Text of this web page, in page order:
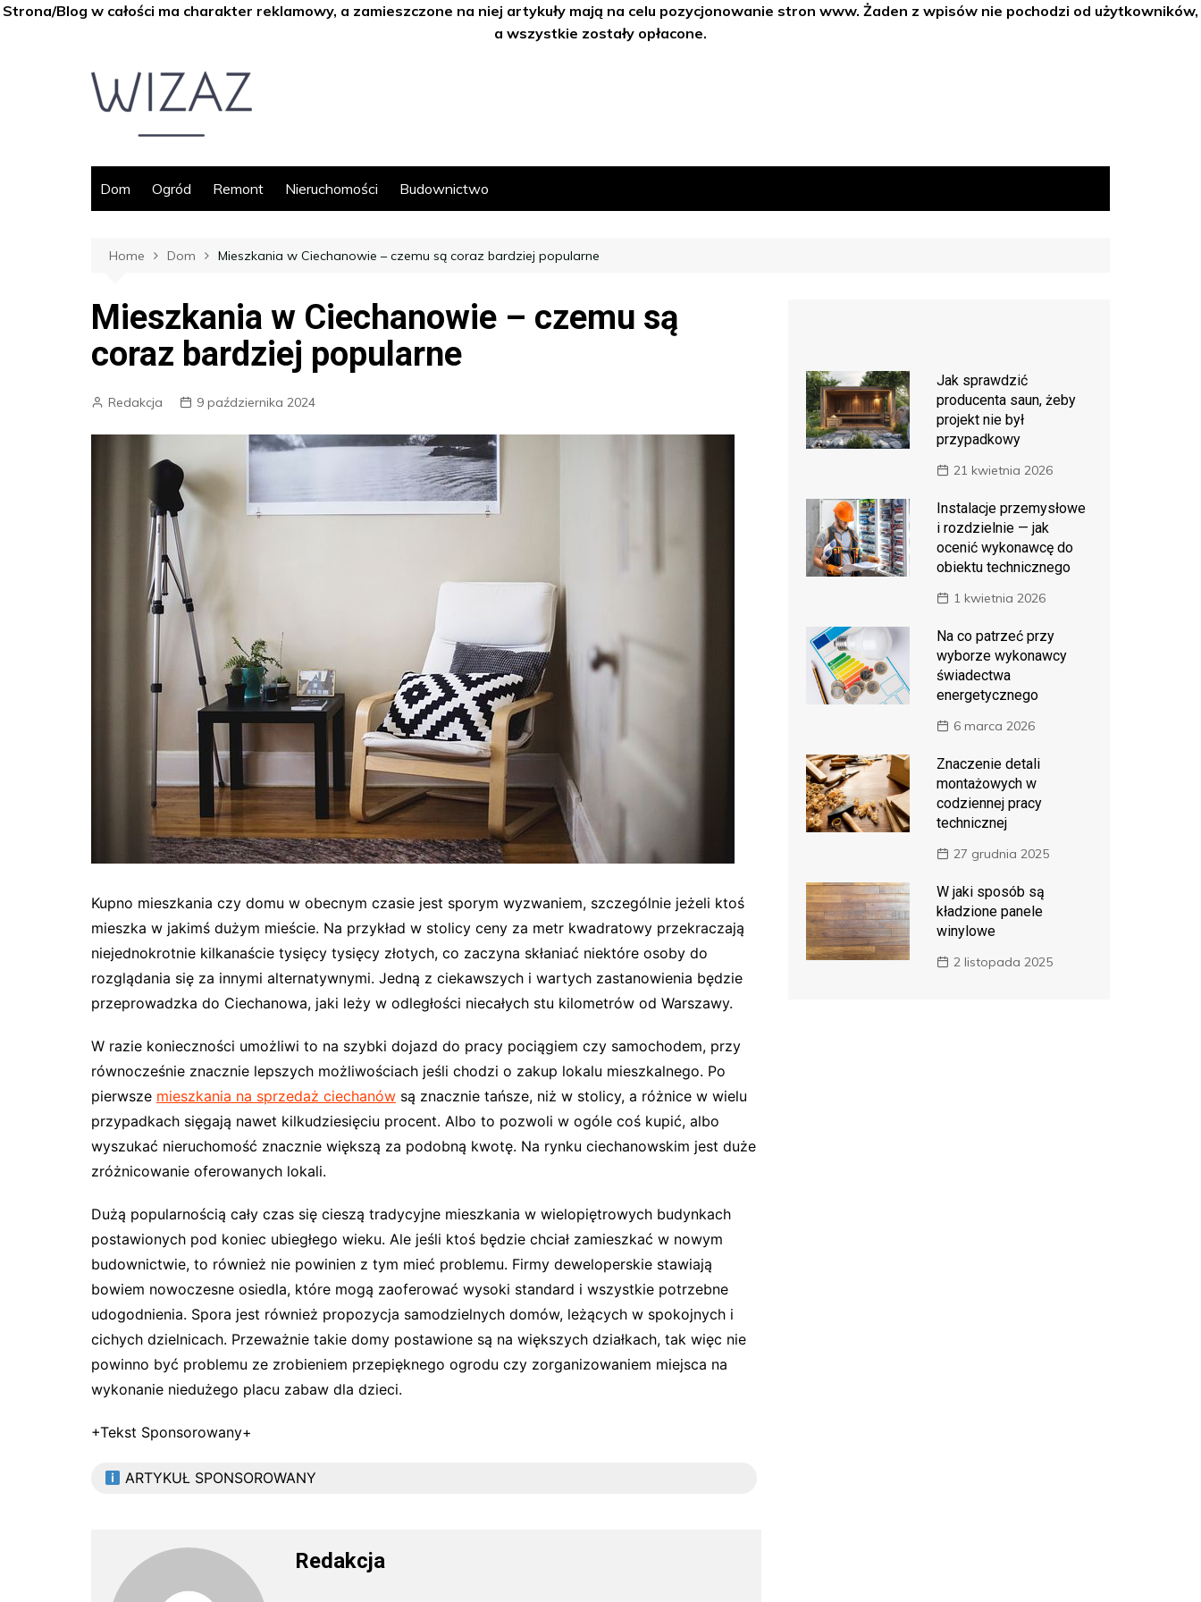
Strona/Blog w całości ma charakter reklamowy, a zamieszczone na niej artykuły mają na celu pozycjonowanie stron www. Żaden z wpisów nie pochodzi od użytkowników,
a wszystkie zostały opłacone.
Dom Ogród Remont Nieruchomości Budownictwo
Home Dom Mieszkania w Ciechanowie – czemu są coraz bardziej popularne
Mieszkania w Ciechanowie – czemu są
coraz bardziej popularne
Redakcja 9 października 2024
Kupno mieszkania czy domu w obecnym czasie jest sporym wyzwaniem, szczególnie jeżeli ktoś
mieszka w jakimś dużym mieście. Na przykład w stolicy ceny za metr kwadratowy przekraczają
niejednokrotnie kilkanaście tysięcy tysięcy złotych, co zaczyna skłaniać niektóre osoby do
rozglądania się za innymi alternatywnymi. Jedną z ciekawszych i wartych zastanowienia będzie
przeprowadzka do Ciechanowa, jaki leży w odległości niecałych stu kilometrów od Warszawy.
W razie konieczności umożliwi to na szybki dojazd do pracy pociągiem czy samochodem, przy
równocześnie znacznie lepszych możliwościach jeśli chodzi o zakup lokalu mieszkalnego. Po
pierwsze mieszkania na sprzedaż ciechanów są znacznie tańsze, niż w stolicy, a różnice w wielu
przypadkach sięgają nawet kilkudziesięciu procent. Albo to pozwoli w ogóle coś kupić, albo
wyszukać nieruchomość znacznie większą za podobną kwotę. Na rynku ciechanowskim jest duże
zróżnicowanie oferowanych lokali.
Dużą popularnością cały czas się cieszą tradycyjne mieszkania w wielopiętrowych budynkach
postawionych pod koniec ubiegłego wieku. Ale jeśli ktoś będzie chciał zamieszkać w nowym
budownictwie, to również nie powinien z tym mieć problemu. Firmy deweloperskie stawiają
bowiem nowoczesne osiedla, które mogą zaoferować wysoki standard i wszystkie potrzebne
udogodnienia. Spora jest również propozycja samodzielnych domów, leżących w spokojnych i
cichych dzielnicach. Przeważnie takie domy postawione są na większych działkach, tak więc nie
powinno być problemu ze zrobieniem przepięknego ogrodu czy zorganizowaniem miejsca na
wykonanie niedużego placu zabaw dla dzieci.
+Tekst Sponsorowany+
ARTYKUŁ SPONSOROWANY
Redakcja
Jak sprawdzić
producenta saun, żeby
projekt nie był
przypadkowy
21 kwietnia 2026
Instalacje przemysłowe
i rozdzielnie — jak
ocenić wykonawcę do
obiektu technicznego
1 kwietnia 2026
Na co patrzeć przy
wyborze wykonawcy
świadectwa
energetycznego
6 marca 2026
Znaczenie detali
montażowych w
codziennej pracy
technicznej
27 grudnia 2025
W jaki sposób są
kładzione panele
winylowe
2 listopada 2025